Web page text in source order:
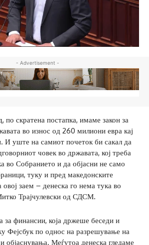
- Advertisement -
по скратена постапка, имаме закон за
во износ од 260 милиони евра кај
И уште на самиот почеток би сакал да
човек во државата, кој треба
во Собранието и да објасни не само
туку и пред македонските
заем – денеска го нема тука во
Трајчулевски од СДСМ.
за финансии, која држеше беседи и
Фејсбук по однос на разрешување на
Меѓутоа денеска гледаме